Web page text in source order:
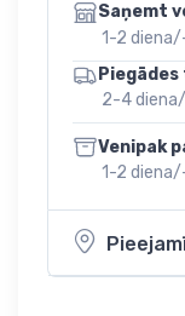
Saņemt
1-2
2-4
Venipak
1-2